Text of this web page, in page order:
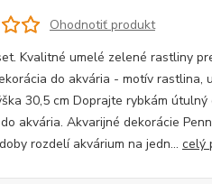
Ohodnotiť produkt
Kvalitné umelé zelené rastliny
do akvária - motív rastlina,
30,5 cm Doprajte rybkám útulný
akvária. Akvarijné dekorácie
rozdelí akvárium na jedn... celý